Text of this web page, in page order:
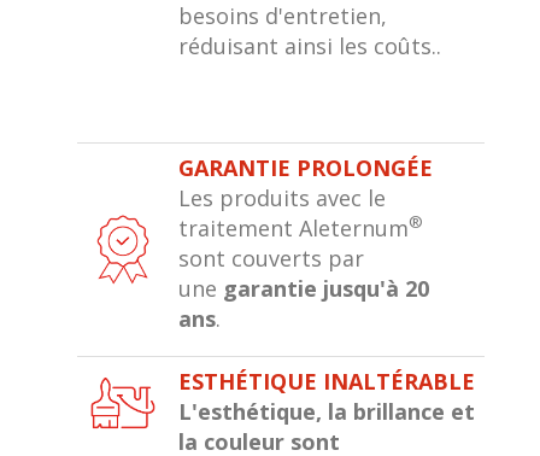
besoins d'entretien,
réduisant ainsi les coûts..
GARANTIE PROLONGÉE
Les produits avec le
traitement Aleternum®
sont couverts par
une garantie jusqu'à 20
ans.
ESTHÉTIQUE INALTÉRABLE
L'esthétique, la brillance et
la couleur sont